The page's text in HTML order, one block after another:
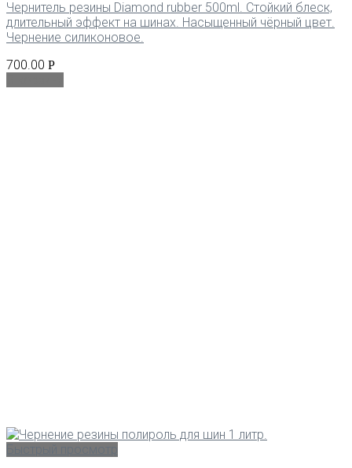
Чернитель резины Diamond rubber 500ml. Стойкий блеск,
длительный эффект на шинах. Насыщенный чёрный цвет.
Чернение силиконовое.
700.00 Р